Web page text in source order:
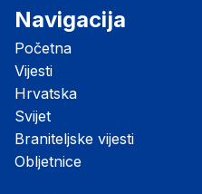
Navigacija
Početna
Vijesti
Hrvatska
Svijet
Braniteljske vijesti
Obljetnice